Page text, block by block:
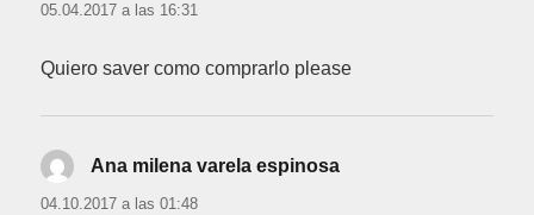
05.04.2017 a las 16:31
Quiero saver como comprarlo please
Ana milena varela espinosa
04.10.2017 a las 01:48